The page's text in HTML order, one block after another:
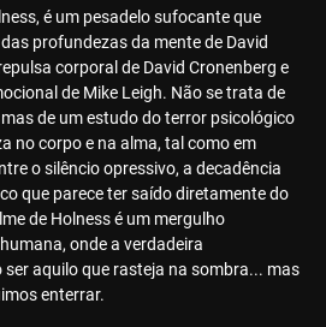
é um pesadelo sufocante que
profundezas da mente de David
corporal de David Cronenberg e
de Mike Leigh. Não se trata de
de um estudo do terror psicológico
no corpo e na alma, tal como em
o silêncio opressivo, a decadência
que parece ter saído diretamente do
de Holness é um mergulho
onde a verdadeira
aquilo que rasteja na sombra... mas
enterrar.